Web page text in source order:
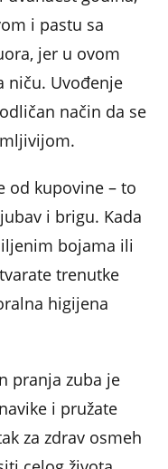
i pastu sa
jer u ovom
niču. Uvođenje
način da se
od kupovine – to
i brigu. Kada
bojama ili
trenutke
higijena
pranja zuba je
i pružate
za zdrav osmeh